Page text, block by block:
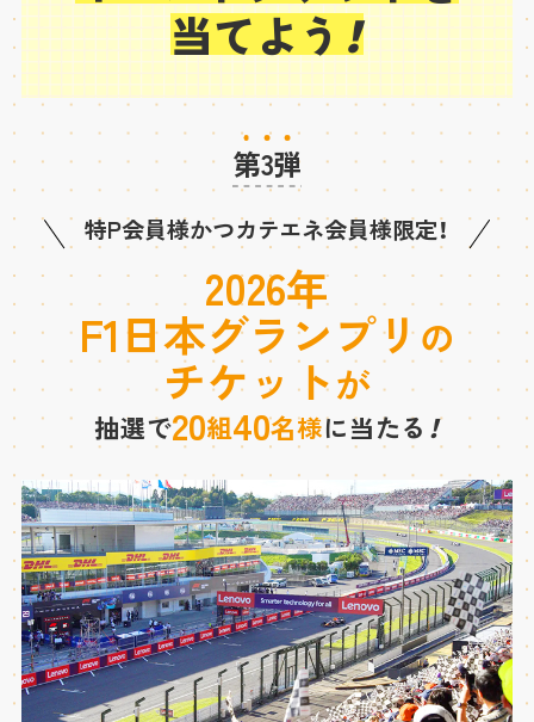
当てよう！
第3弾
特P会員様かつカテエネ会員様限定！
2026年
F1日本グランプリの
チケットが
抽選で20組40名様に当たる ！